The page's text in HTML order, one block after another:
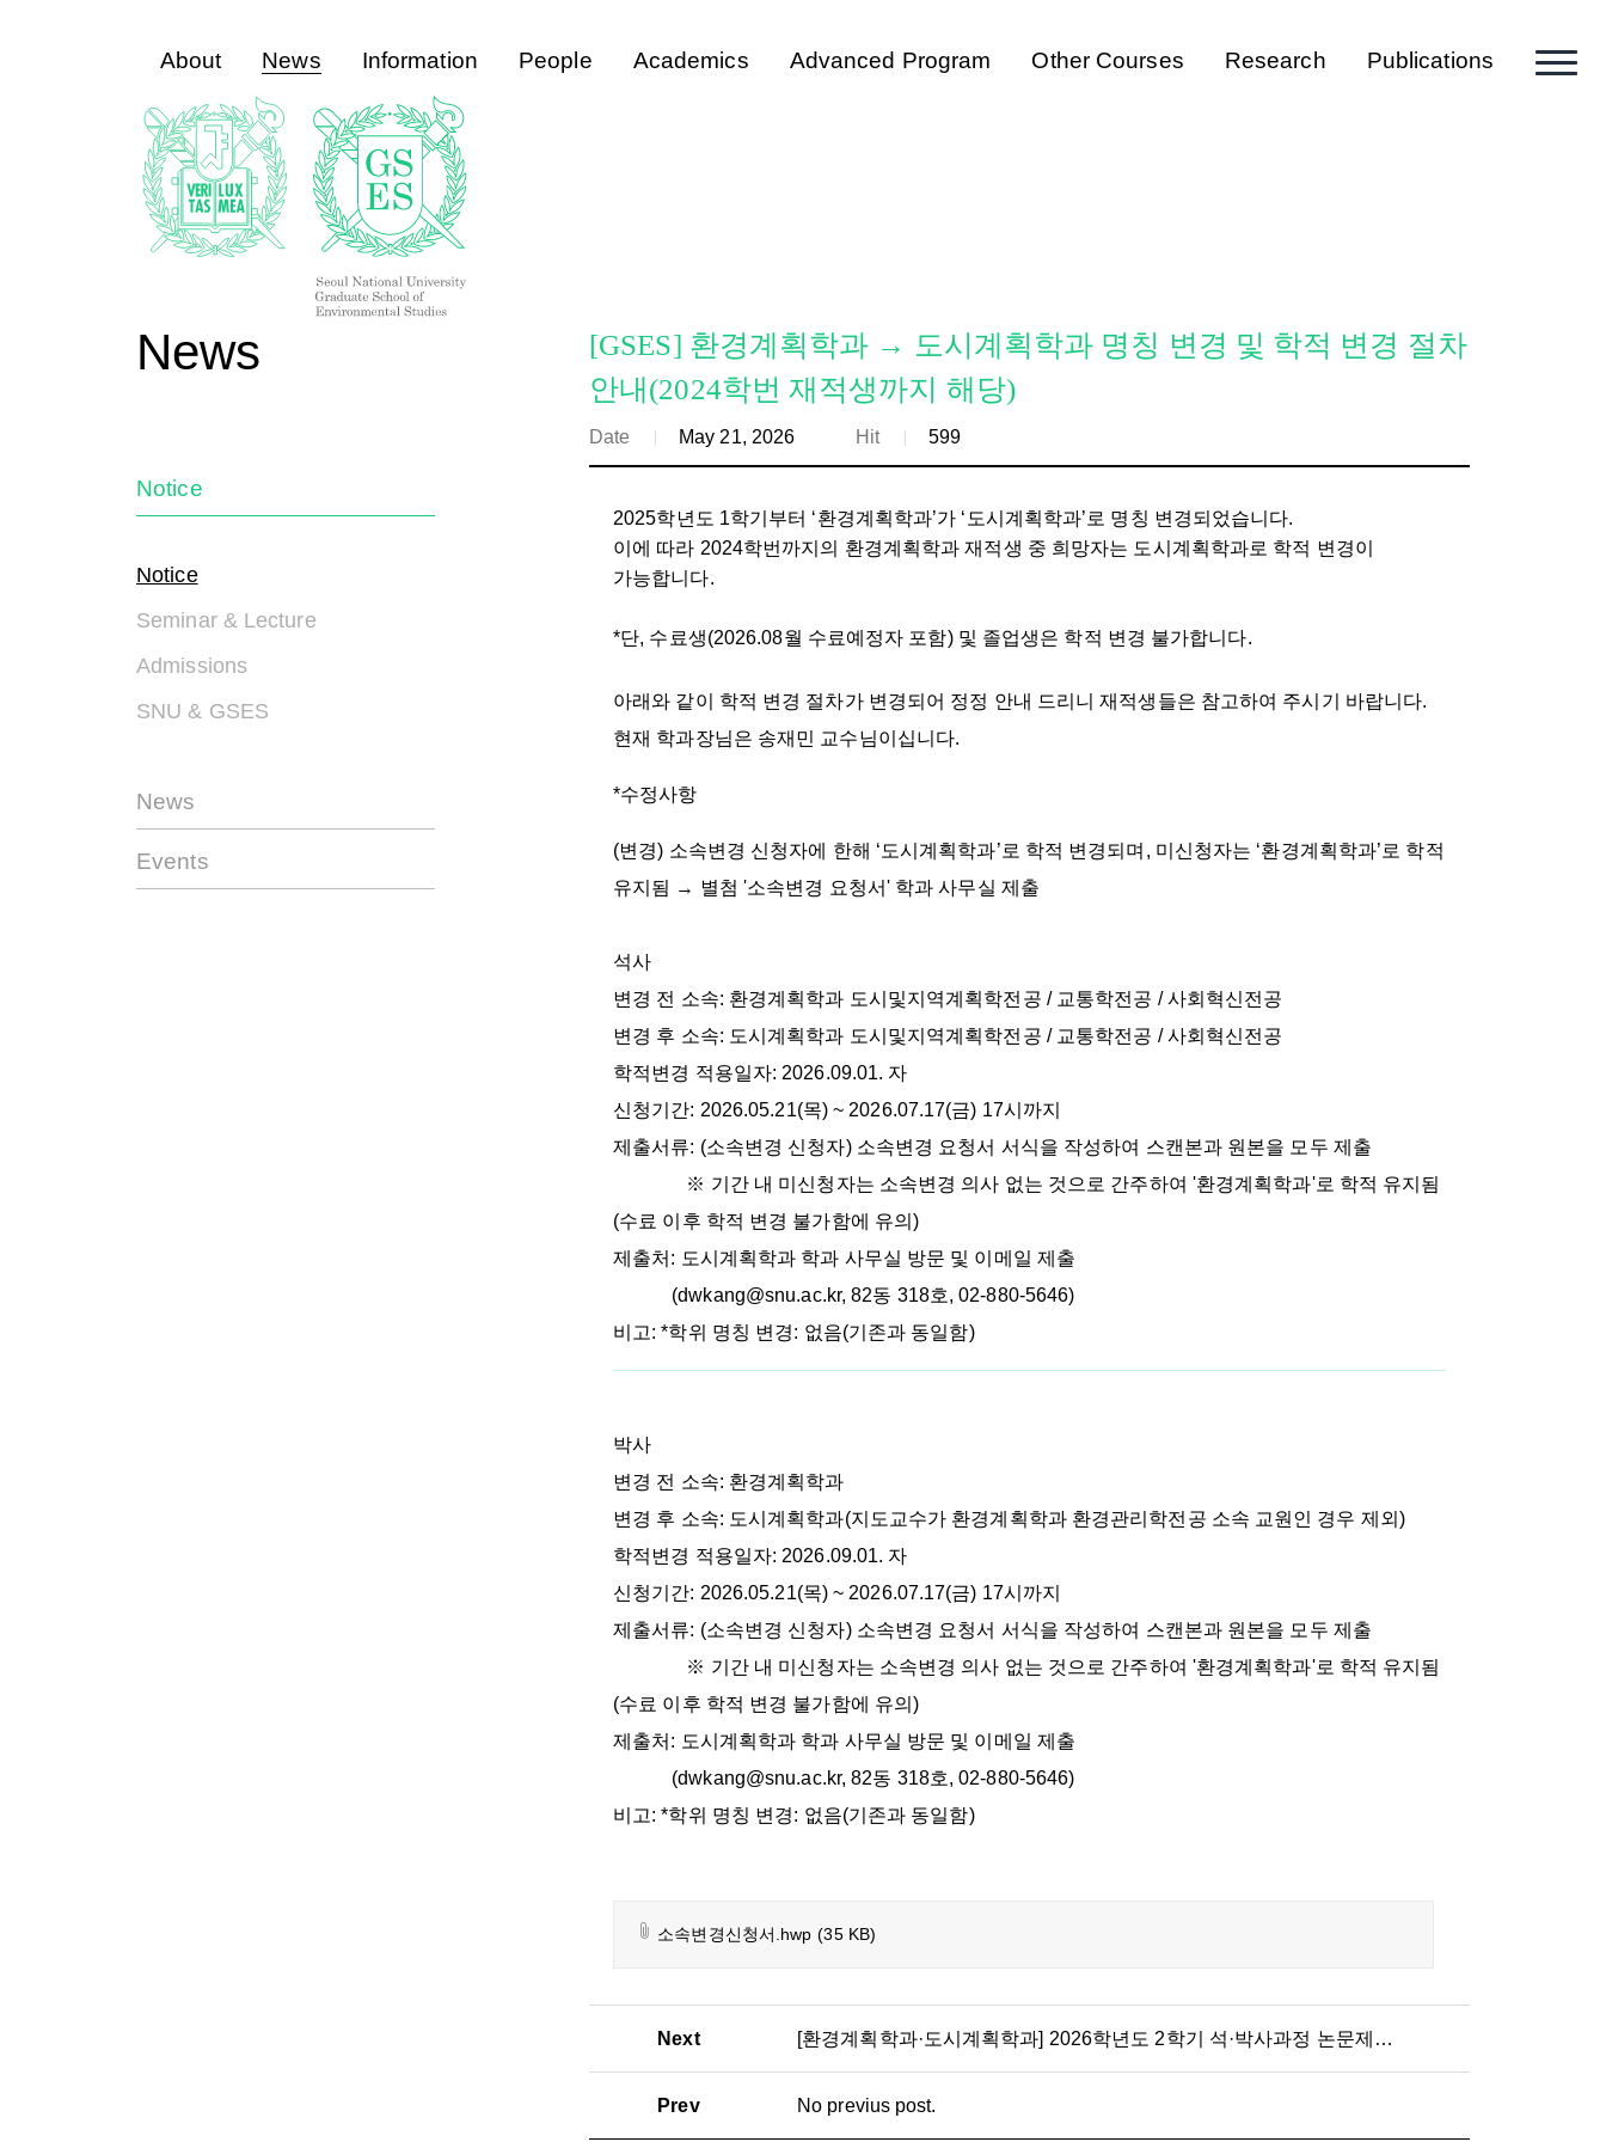
About News Information People Academics Advanced Program Other Courses Research Publications
News
Notice
Notice
Seminar & Lecture
Admissions
SNU & GSES
News
Events
[GSES] 환경계획학과 → 도시계획학과 명칭 변경 및 학적 변경 절차
안내(2024학번 재적생까지 해당)
Date May 21, 2026 Hit 599
2025학년도 1학기부터 ‘환경계획학과’가 ‘도시계획학과’로 명칭 변경되었습니다.
이에 따라 2024학번까지의 환경계획학과 재적생 중 희망자는 도시계획학과로 학적 변경이
가능합니다.
*단, 수료생(2026.08월 수료예정자 포함) 및 졸업생은 학적 변경 불가합니다.
아래와 같이 학적 변경 절차가 변경되어 정정 안내 드리니 재적생들은 참고하여 주시기 바랍니다.
현재 학과장님은 송재민 교수님이십니다.
*수정사항
(변경) 소속변경 신청자에 한해 ‘도시계획학과’로 학적 변경되며 , 미신청자는 ‘환경계획학과’로 학적
유지됨 → 별첨 '소속변경 요청서' 학과 사무실 제출
석사
변경 전 소속: 환경계획학과 도시및지역계획학전공 / 교통학전공 / 사회혁신전공
변경 후 소속: 도시계획학과 도시및지역계획학전공 / 교통학전공 / 사회혁신전공
학적변경 적용일자: 2026.09.01. 자
신청기간: 2026.05.21(목) ~ 2026.07.17(금) 17시까지
제출서류: (소속변경 신청자) 소속변경 요청서 서식을 작성하여 스캔본과 원본을 모두 제출
※ 기간 내 미신청자는 소속변경 의사 없는 것으로 간주하여 '환경계획학과'로 학적 유지됨
(수료 이후 학적 변경 불가함에 유의)
제출처: 도시계획학과 학과 사무실 방문 및 이메일 제출
(dwkang@snu.ac.kr, 82동 318호, 02-880-5646)
비고: *학위 명칭 변경: 없음(기존과 동일함)
박사
변경 전 소속: 환경계획학과
변경 후 소속: 도시계획학과(지도교수가 환경계획학과 환경관리학전공 소속 교원인 경우 제외)
학적변경 적용일자: 2026.09.01. 자
신청기간: 2026.05.21(목) ~ 2026.07.17(금) 17시까지
제출서류: (소속변경 신청자) 소속변경 요청서 서식을 작성하여 스캔본과 원본을 모두 제출
※ 기간 내 미신청자는 소속변경 의사 없는 것으로 간주하여 '환경계획학과'로 학적 유지됨
(수료 이후 학적 변경 불가함에 유의)
제출처: 도시계획학과 학과 사무실 방문 및 이메일 제출
(dwkang@snu.ac.kr, 82동 318호, 02-880-5646)
비고: *학위 명칭 변경: 없음(기존과 동일함)
소속변경신청서.hwp (35 KB)
Next [환경계획학과·도시계획학과] 2026학년도 2학기 석·박사과정 논문제출자격시험 응시자 수료 점검표 제출 안내
Prev No previus post.